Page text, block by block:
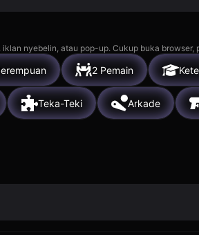
nyebelin, atau pop-up. Cukup buka
2 Pemain
Teka-Teki Arkade